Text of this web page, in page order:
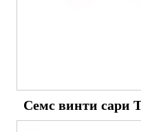
Семс винти сари